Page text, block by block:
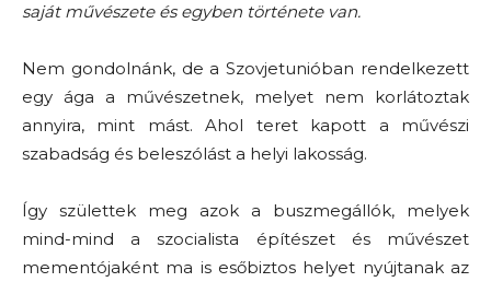
saját művészete és egyben története van.
Nem gondolnánk, de a Szovjetunióban rendelkezett
egy ága a művészetnek, melyet nem korlátoztak
annyira, mint mást. Ahol teret kapott a művészi
szabadság és beleszólást a helyi lakosság.
Így születtek meg azok a buszmegállók, melyek
mind-mind a szocialista építészet és művészet
mementójaként ma is esőbiztos helyet nyújtanak az